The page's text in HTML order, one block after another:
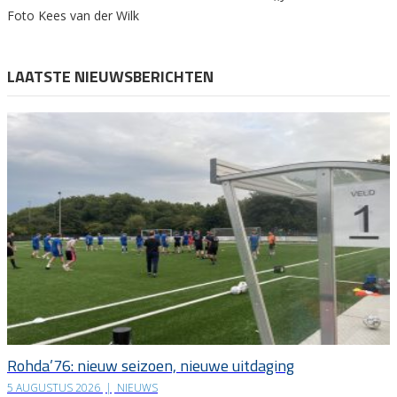
Foto Kees van der Wilk
LAATSTE NIEUWSBERICHTEN
Rohda’76: nieuw seizoen, nieuwe uitdaging
5 AUGUSTUS 2026 | NIEUWS